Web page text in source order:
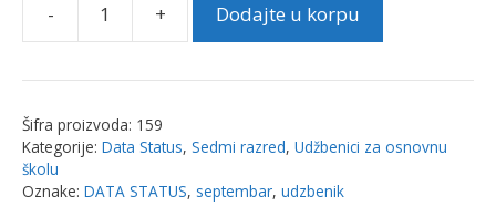
-
Poehali
-
iz
za
+ Dodajte u korpu
Šifra proizvoda: 159
Kategorije: Data Status, Sedmi razred, Udžbenici za osnovnu
školu
Oznake: DATA STATUS, septembar, udzbenik